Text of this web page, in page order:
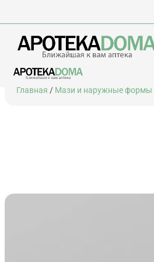
Перейти
Главная / Мази и наружные формы